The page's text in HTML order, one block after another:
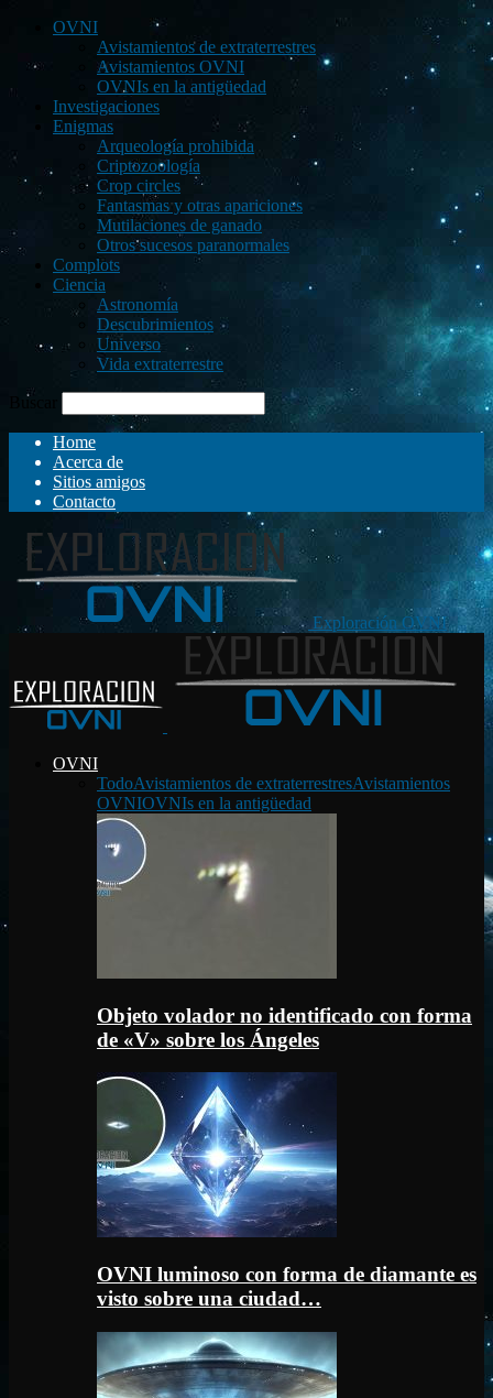
OVNI
Avistamientos de extraterrestres
Avistamientos OVNI
OVNIs en la antigüedad
Investigaciones
Enigmas
Arqueología prohibida
Criptozoología
Crop circles
Fantasmas y otras apariciones
Mutilaciones de ganado
Otros sucesos paranormales
Complots
Ciencia
Astronomía
Descubrimientos
Universo
Vida extraterrestre
Buscar
Home
Acerca de
Sitios amigos
Contacto
Exploración OVNI
OVNI
TodoAvistamientos de extraterrestresAvistamientos
OVNIOVNIs en la antigüedad
Objeto volador no identificado con forma
de «V» sobre los Ángeles
OVNI luminoso con forma de diamante es
visto sobre una ciudad…